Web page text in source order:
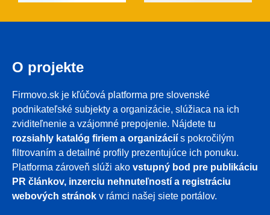
O projekte
Firmovo.sk je kľúčová platforma pre slovenské
podnikateľské subjekty a organizácie, slúžiaca na ich
zviditeľnenie a vzájomné prepojenie. Nájdete tu
rozsiahly katalóg firiem a organizácií s pokročilým
filtrovaním a detailné profily prezentujúce ich ponuku.
Platforma zároveň slúži ako vstupný bod pre publikáciu
PR článkov, inzerciu nehnuteľností a registráciu
webových stránok v rámci našej siete portálov.